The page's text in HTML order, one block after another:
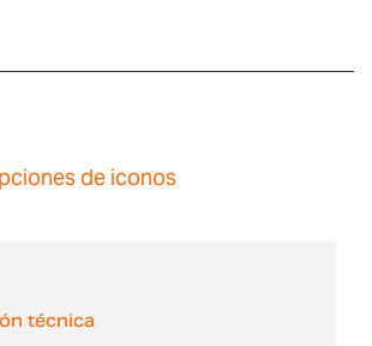
de iconos
técnica